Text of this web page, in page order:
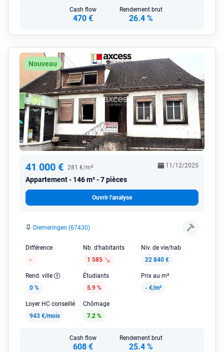
Cash flow
470 €
Rendement brut
26.4 %
Nouveau
41 000 € 281 €/m²
Appartement 146 m² - 7 pièces
11/12/2025
Ouvrir l'analyse
Diemeringen (67430)
Différence
-
Nb. d'habitants
1 585
Niv. de vie/hab
22 840 €
Rend. ville
0 %
Étudiants
5.9 %
Prix au m²
- €/m²
Loyer HC conseillé
943 €/mois
Chômage
7.2 %
Cash flow
608 €
Rendement brut
25.4 %